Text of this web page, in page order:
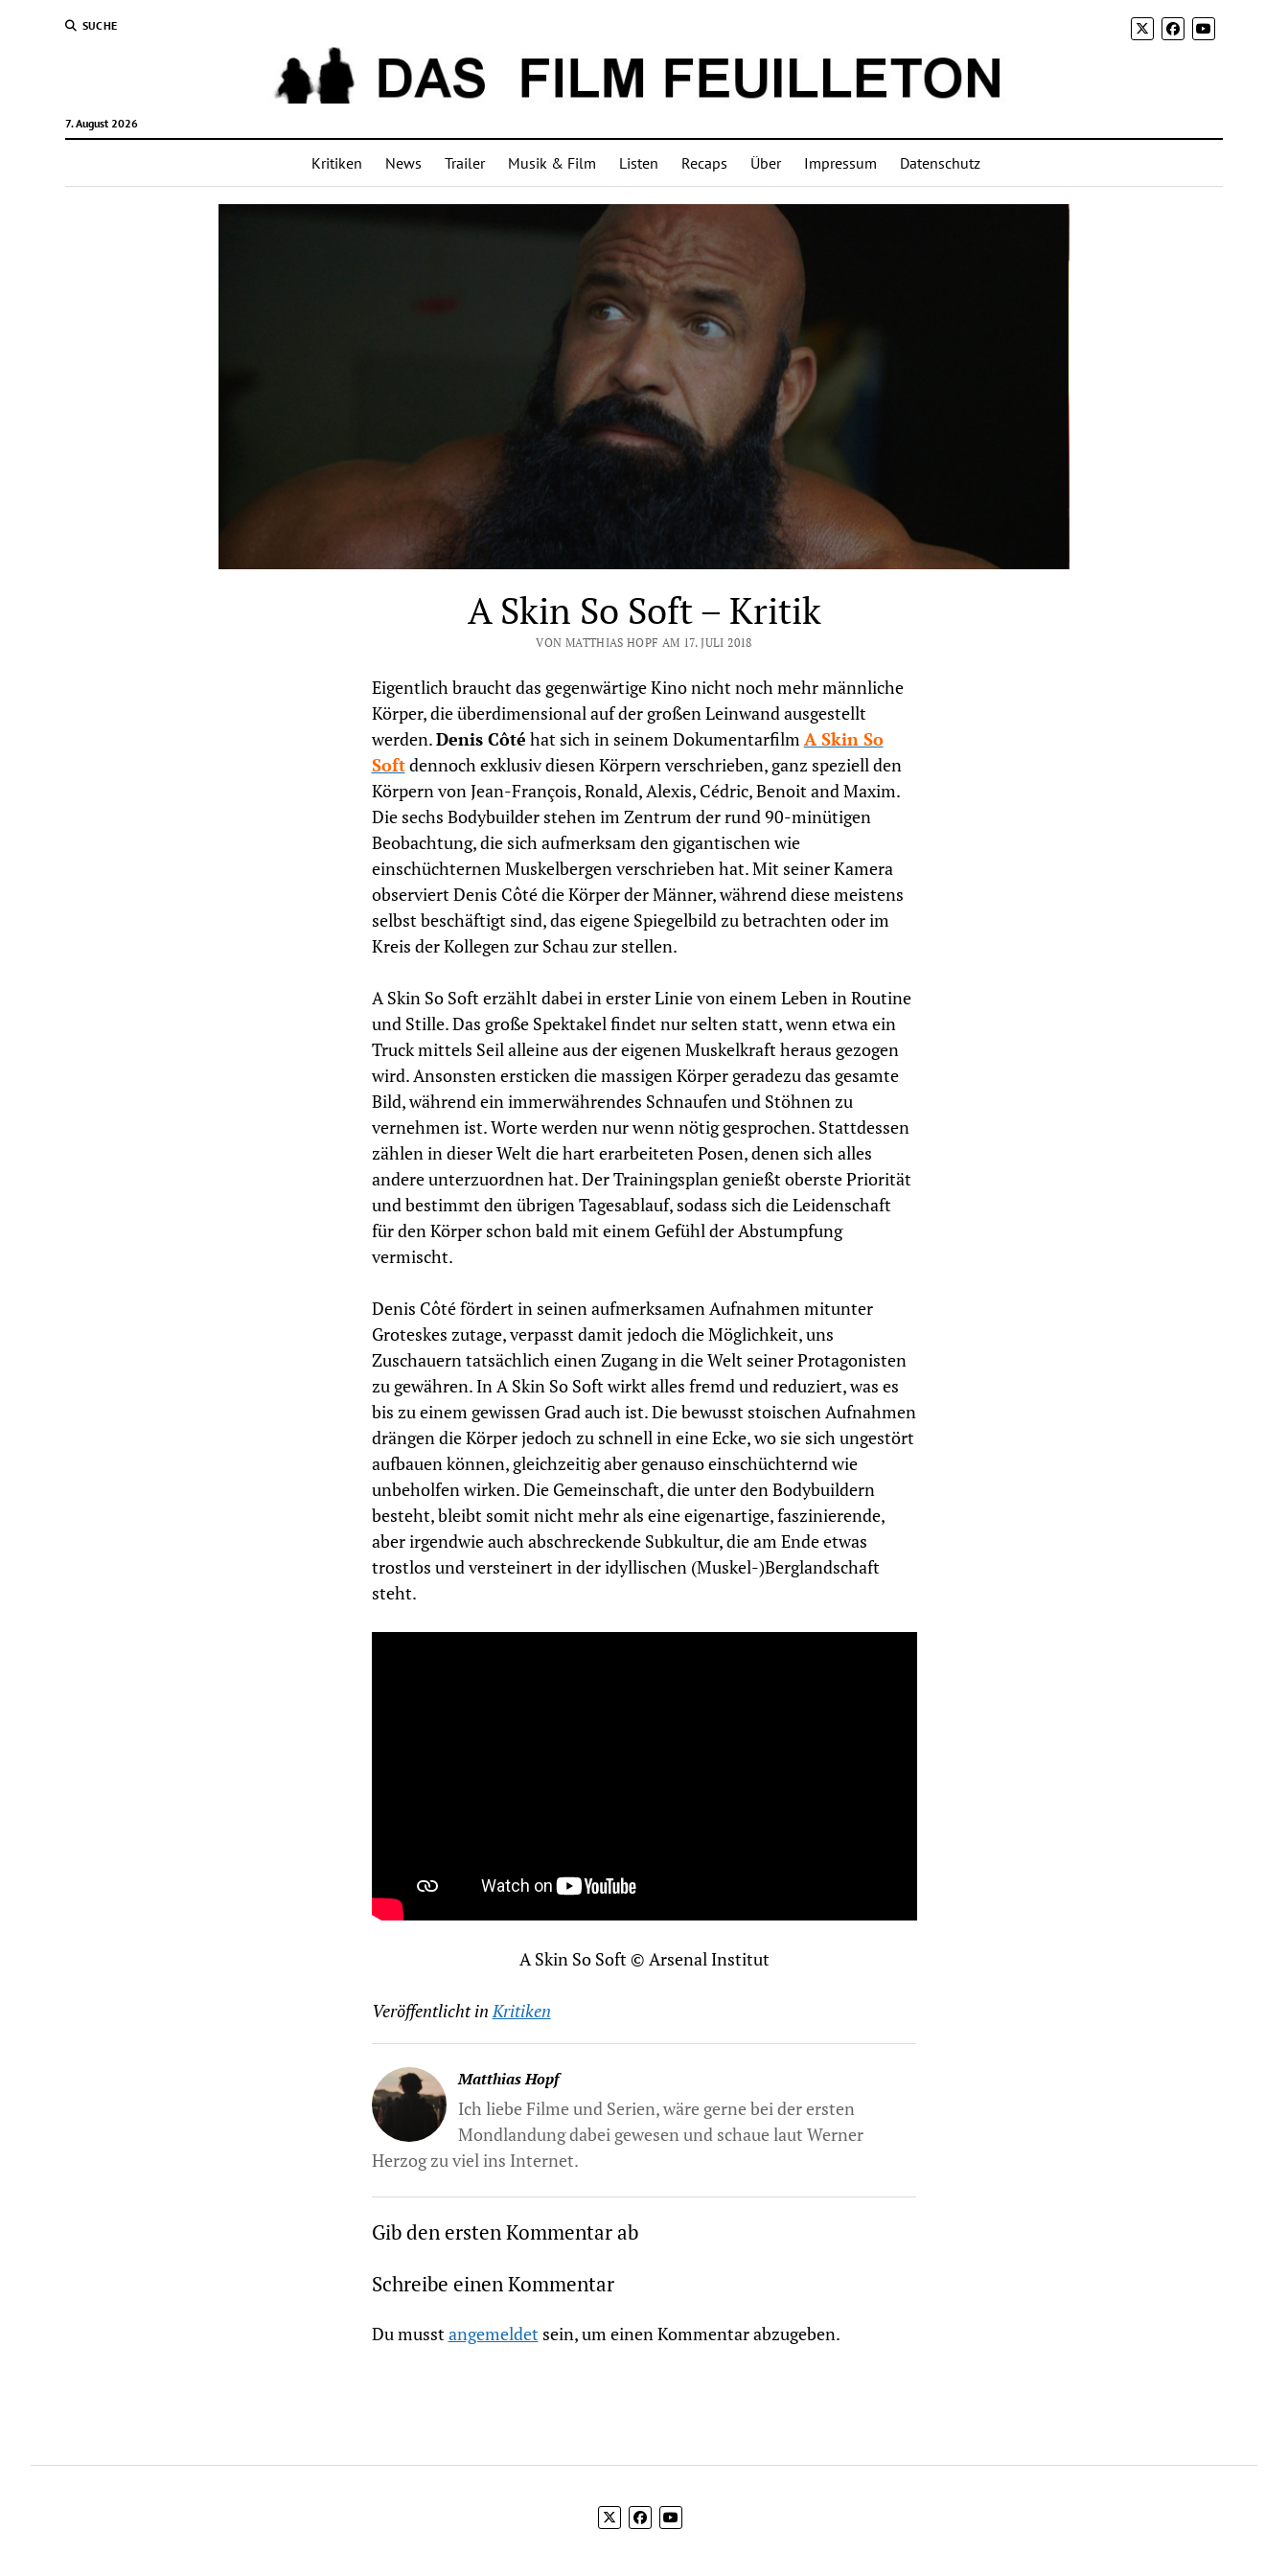
SUCHE
7. August 2026
Kritiken News Trailer Musik & Film Listen Recaps Über Impressum Datenschutz
A Skin So Soft – Kritik
VON MATTHIAS HOPF AM 17. JULI 2018
Eigentlich braucht das gegenwärtige Kino nicht noch mehr männliche
Körper, die überdimensional auf der großen Leinwand ausgestellt
werden.Denis Côté hat sich in seinem DokumentarfilmA Skin So
Softdennoch exklusiv diesen Körpern verschrieben, ganz speziell den
Körpern von Jean-François, Ronald, Alexis, Cédric, Benoit and Maxim.
Die sechs Bodybuilder stehen im Zentrum der rund 90-minütigen
Beobachtung, die sich aufmerksam den gigantischen wie
einschüchternen Muskelbergen verschrieben hat. Mit seiner Kamera
observiert Denis Côté die Körper der Männer, während diese meistens
selbst beschäftigt sind, das eigene Spiegelbild zu betrachten oder im
Kreis der Kollegen zur Schau zur stellen.
A Skin So Soft erzählt dabei in erster Linie von einem Leben in Routine
und Stille. Das große Spektakel findet nur selten statt, wenn etwa ein
Truck mittels Seil alleine aus der eigenen Muskelkraft heraus gezogen
wird. Ansonsten ersticken die massigen Körper geradezu das gesamte
Bild, während ein immerwährendes Schnaufen und Stöhnen zu
vernehmen ist. Worte werden nur wenn nötig gesprochen. Stattdessen
zählen in dieser Welt die hart erarbeiteten Posen, denen sich alles
andere unterzuordnen hat. Der Trainingsplan genießt oberste Priorität
und bestimmt den übrigen Tagesablauf, sodass sich die Leidenschaft
für den Körper schon bald mit einem Gefühl der Abstumpfung
vermischt.
Denis Côté fördert in seinen aufmerksamen Aufnahmen mitunter
Groteskes zutage, verpasst damit jedoch die Möglichkeit, uns
Zuschauern tatsächlich einen Zugang in die Welt seiner Protagonisten
zu gewähren. In A Skin So Soft wirkt alles fremd und reduziert, was es
bis zu einem gewissen Grad auch ist. Die bewusst stoischen Aufnahmen
drängen die Körper jedoch zu schnell in eine Ecke, wo sie sich ungestört
aufbauen können, gleichzeitig aber genauso einschüchternd wie
unbeholfen wirken. Die Gemeinschaft, die unter den Bodybuildern
besteht, bleibt somit nicht mehr als eine eigenartige, faszinierende,
aber irgendwie auch abschreckende Subkultur, die am Ende etwas
trostlos und versteinert in der idyllischen (Muskel-)Berglandschaft
steht.
A Skin So Soft © Arsenal Institut
Veröffentlicht inKritiken
Matthias Hopf
Ich liebe Filme und Serien, wäre gerne bei der ersten
Mondlandung dabei gewesen und schaue laut Werner
Herzog zu viel ins Internet.
Gib den ersten Kommentar ab
Schreibe einen Kommentar
Du musstangemeldetsein, um einen Kommentar abzugeben.